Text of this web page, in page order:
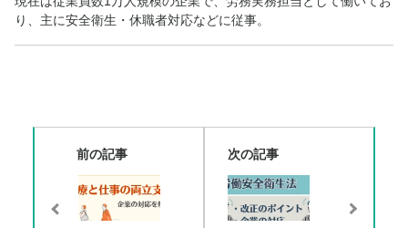
り、主に安全衛生・休職者対応などに従事。
前の記事 次の記事